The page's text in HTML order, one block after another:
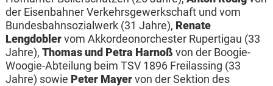
der Eisenbahner Verkehrsgewerkschaft und vom
Bundesbahnsozialwerk (31 Jahre), Renate
Lengdoblervom Akkordeonorchester Rupertigau (33
Jahre), Thomas und Petra Harnoßvon der Boogie-
Woogie-Abteilung beim TSV 1896 Freilassing (33
Jahre) sowie Peter Mayervon der Sektion des